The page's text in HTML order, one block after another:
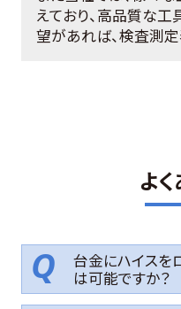
えており、高品質な工
望があれば、検査測定
よ
台金にハイスを
は可能ですか？